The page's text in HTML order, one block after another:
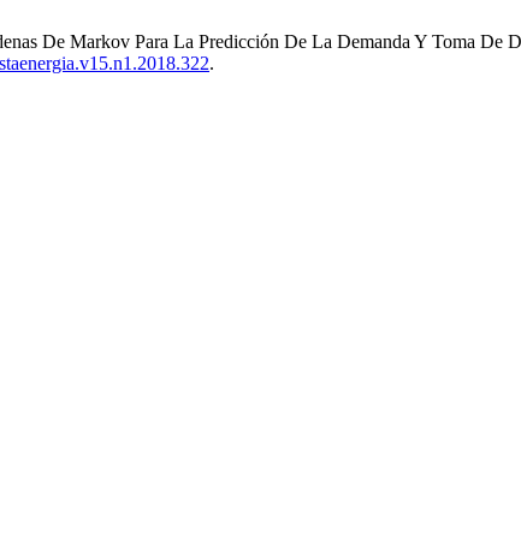
De Markov Para La Predicción De La Demanda Y Toma De
.